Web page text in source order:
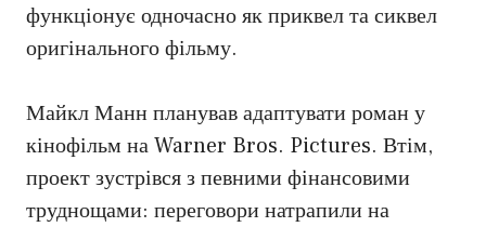
функціонує одночасно як приквел та сиквел
оригінального фільму.
Майкл Манн планував адаптувати роман у
кінофільм на Warner Bros. Pictures. Втім,
проект зустрівся з певними фінансовими
труднощами: переговори натрапили на